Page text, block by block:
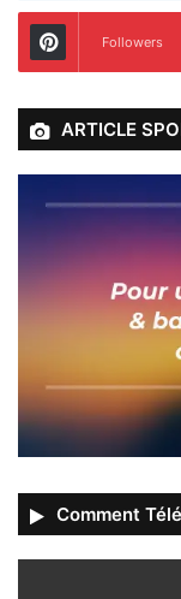
Followers
ARTICLE
Comment